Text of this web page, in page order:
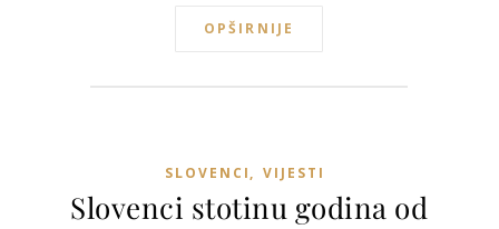
OPŠIRNIJE
SLOVENCI, VIJESTI
Slovenci stotinu godina od